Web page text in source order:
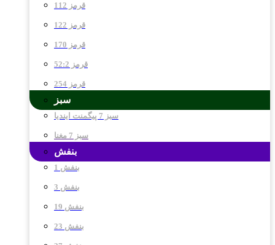
قرمز 112
قرمز 122
قرمز 170
قرمز 52:2
قرمز 254
سبز
سبز 7 پیگمنت ایندیا
سبز 7 مغنا
بنفش
بنفش 1
بنفش 3
بنفش 19
بنفش 23